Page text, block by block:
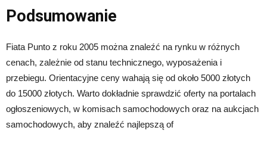
Podsumowanie
Fiata Punto z roku 2005 można znaleźć na rynku w różnych
cenach, zależnie od stanu technicznego, wyposażenia i
przebiegu. Orientacyjne ceny wahają się od około 5000 złotych
do 15000 złotych. Warto dokładnie sprawdzić oferty na portalach
ogłoszeniowych, w komisach samochodowych oraz na aukcjach
samochodowych, aby znaleźć najlepszą of